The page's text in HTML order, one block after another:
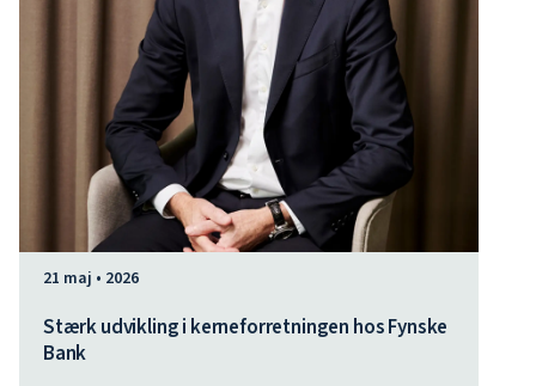
21 maj • 2026
Stærk udvikling i kerneforretningen hos Fynske
Bank